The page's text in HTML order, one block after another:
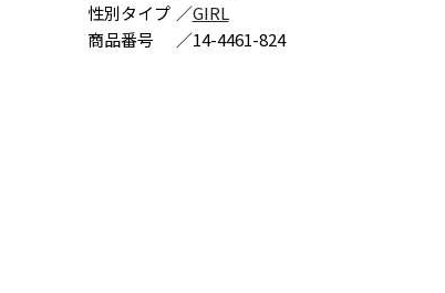
性別タイプ ／GIRL
商品番号
／14-4461-824